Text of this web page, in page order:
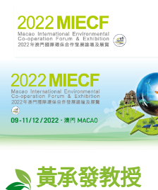
黃承發教授